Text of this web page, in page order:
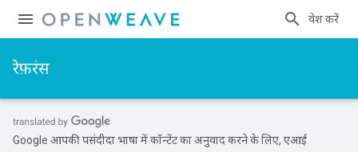
प्रवेश करें
रेफ़रंस
Google आपकी पसंदीदा भाषा में कॉन्टेंट का अनुवाद करने के लिए, एआई